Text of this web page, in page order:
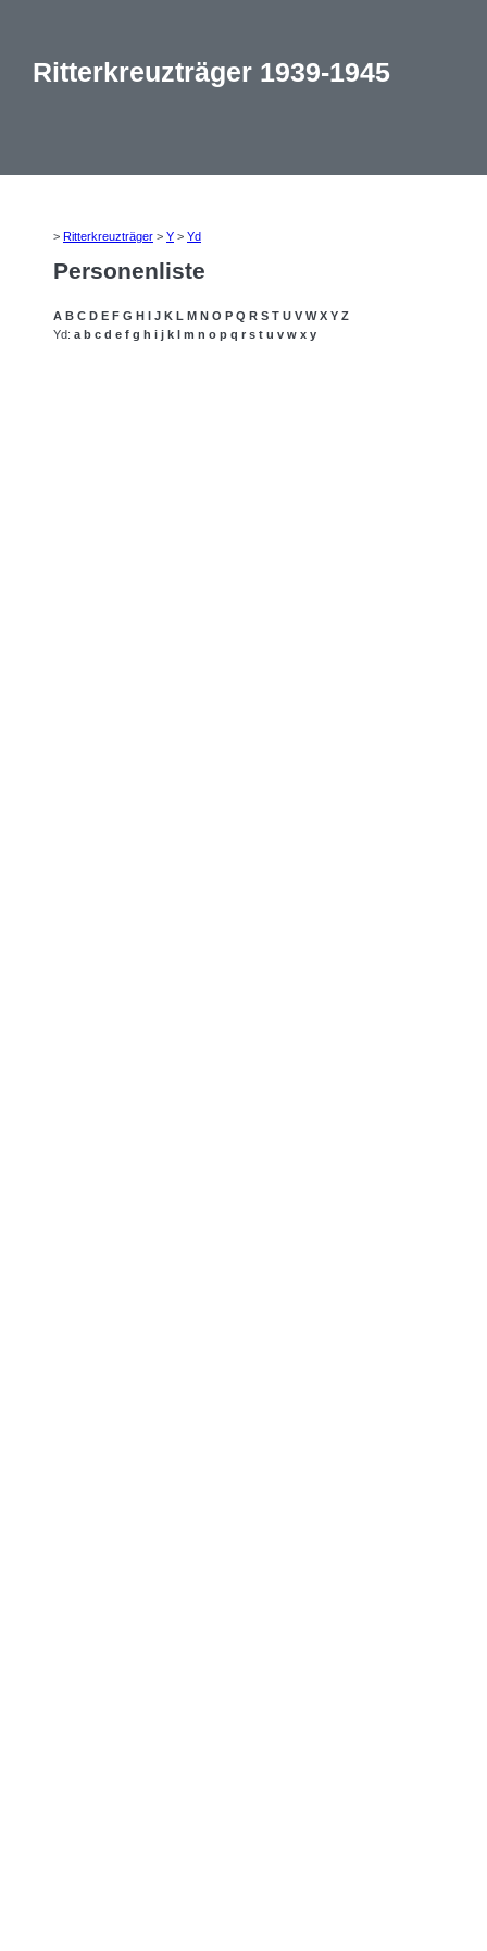
Ritterkreuzträger 1939-1945
> Ritterkreuzträger > Y > Yd
Personenliste
A B C D E F G H I J K L M N O P Q R S T U V W X Y Z
Yd: a b c d e f g h i j k l m n o p q r s t u v w x y